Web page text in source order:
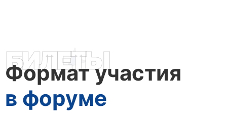
БИЛЕТЫ
Формат участия
в форуме